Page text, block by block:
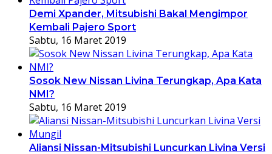
Demi Xpander, Mitsubishi Bakal Mengimpor
Kembali Pajero Sport
Sabtu, 16 Maret 2019
Sosok New Nissan Livina Terungkap, Apa Kata
NMI?
Sabtu, 16 Maret 2019
Aliansi Nissan-Mitsubishi Luncurkan Livina Versi